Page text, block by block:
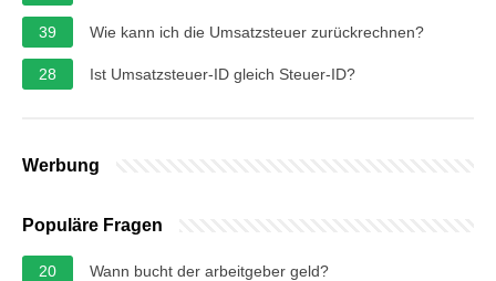
39 Wie kann ich die Umsatzsteuer zurückrechnen?
28 Ist Umsatzsteuer-ID gleich Steuer-ID?
Werbung
Populäre Fragen
20 Wann bucht der arbeitgeber geld?